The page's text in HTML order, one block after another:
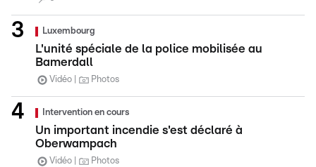
Luxembourg
L'unité spéciale de la police mobilisée au
Bamerdall
Vidéo Photos
Intervention en cours
Un important incendie s'est déclaré à
Oberwampach
Vidéo Photos